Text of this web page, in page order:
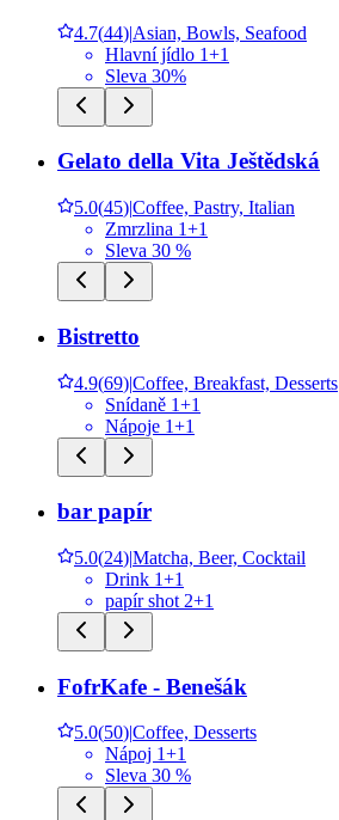
4.7(44)|Asian, Bowls, Seafood
Hlavní jídlo 1+1
Sleva 30%
Gelato della Vita Ještědská
5.0(45)|Coffee, Pastry, Italian
Zmrzlina 1+1
Sleva 30 %
Bistretto
4.9(69)|Coffee, Breakfast, Desserts
Snídaně 1+1
Nápoje 1+1
bar papír
5.0(24)|Matcha, Beer, Cocktail
Drink 1+1
papír shot 2+1
FofrKafe - Benešák
5.0(50)|Coffee, Desserts
Nápoj 1+1
Sleva 30 %